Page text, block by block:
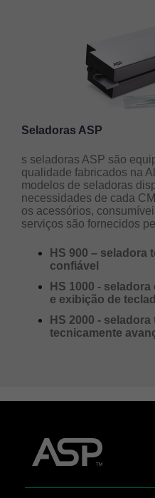
Seladoras ASP
s seladoras ASP são
qualidade fabricados na
modelos de seladoras
necessidades de cada
os acessórios,
serviços são fornecidos
HS 900 – seladora
confiável
HS 1000 -
e exibição de
HS 2000 -
tecnicamente